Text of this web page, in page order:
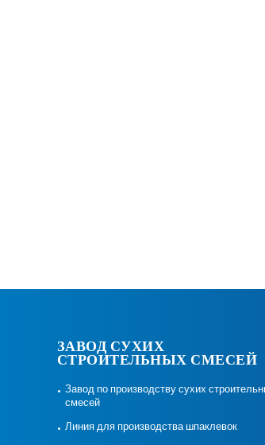
ЗАВОД СУХИХ
СТРОИТЕЛЬНЫХ СМЕСЕЙ
Завод по производству сухих
смесей
Линия для производства шпаклевок